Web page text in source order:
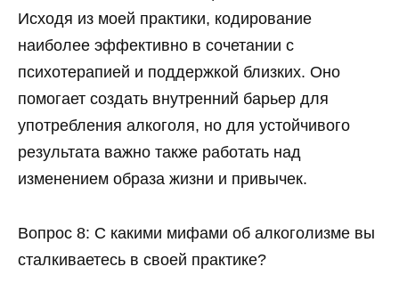
Исходя из моей практики, кодирование
наиболее эффективно в сочетании с
психотерапией и поддержкой близких. Оно
помогает создать внутренний барьер для
употребления алкоголя, но для устойчивого
результата важно также работать над
изменением образа жизни и привычек.
Вопрос 8: С какими мифами об алкоголизме вы
сталкиваетесь в своей практике?